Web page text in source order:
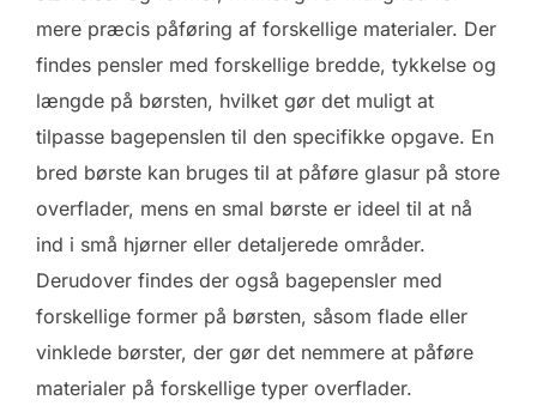
mere præcis påføring af forskellige materialer. Der
findes pensler med forskellige bredde, tykkelse og
længde på børsten, hvilket gør det muligt at
tilpasse bagepenslen til den specifikke opgave. En
bred børste kan bruges til at påføre glasur på store
overflader, mens en smal børste er ideel til at nå
ind i små hjørner eller detaljerede områder.
Derudover findes der også bagepensler med
forskellige former på børsten, såsom flade eller
vinklede børster, der gør det nemmere at påføre
materialer på forskellige typer overflader.